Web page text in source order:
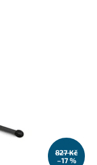
827 Kč
–17 %